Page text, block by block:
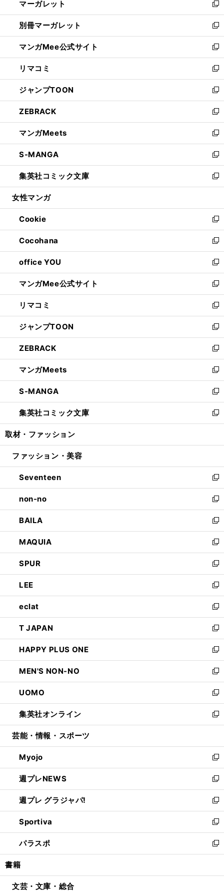
く
で
開
く
ド
ウ
で
開
く
い
ウ
ィ
ン
ド
ウ
で
開
く
マーガレット
新
し
い
ウ
ィ
ン
ド
ウ
で
開
く
別冊マーガレット
新
し
い
ウ
ィ
ン
ド
ウ
で
開
く
マンガMee公式サイト
新
し
い
ウ
ィ
ン
ド
ウ
で
開
く
リマコミ
新
し
い
ウ
ィ
ン
ド
ウ
で
開
く
ジャンプTOON
新
し
い
ウ
ィ
ン
ド
ウ
で
開
ZEBRACK
新
し
い
ウ
ィ
ン
ド
ウ
開
く
マンガMeets
新
し
い
ウ
ィ
ン
ウ
で
開
く
S-MANGA
新
し
い
ウ
ン
ド
ウ
で
開
く
集英社コミック文庫
新
し
ウ
ィ
ン
ド
ウ
で
開
く
女性マンガ
Cookie
新
し
い
ウ
ィ
ン
ド
ウ
で
開
く
Cocohana
新
し
い
ウ
ィ
ン
ド
ウ
で
開
く
office YOU
新
し
い
ウ
ィ
ン
ド
ウ
で
開
く
マンガMee公式サイト
新
し
い
ウ
ィ
ン
ド
ウ
で
開
く
リマコミ
新
し
い
ウ
ィ
ン
ド
ウ
で
開
く
ジャンプTOON
新
し
い
ウ
ィ
ン
ド
ウ
で
開
ZEBRACK
新
し
い
ウ
ィ
ン
ド
ウ
開
マンガMeets
新
し
い
ウ
ィ
ン
ウ
開
く
S-MANGA
新
し
い
ウ
ン
ウ
で
開
く
集英社コミック文庫
新
し
ウ
ン
ド
ウ
で
開
く
取材・ファッション
ファッション・美容
Seventeen
新
し
い
ウ
ィ
ン
ド
ウ
で
開
く
non-no
新
し
い
ウ
ィ
ン
ド
ウ
で
開
く
BAILA
新
し
い
ウ
ィ
ン
ド
ウ
で
開
く
MAQUIA
新
し
い
ウ
ィ
ン
ド
ウ
で
開
く
SPUR
新
し
い
ウ
ィ
ン
ド
ウ
で
開
く
LEE
新
し
い
ウ
ィ
ン
ド
ウ
で
開
く
eclat
新
し
い
ウ
ィ
ン
ド
ウ
で
開
く
T JAPAN
新
し
い
ウ
ィ
ン
ド
ウ
で
開
HAPPY PLUS ONE
新
し
い
ウ
ィ
ン
ド
ウ
開
く
MEN'S NON-NO
新
し
い
ウ
ィ
ン
ウ
で
開
く
UOMO
新
し
い
ウ
ン
ド
ウ
で
開
く
集英社オンライン
新
し
ウ
ィ
ン
ド
ウ
で
開
く
芸能・情報・スポーツ
Myojo
新
し
い
ウ
ィ
ン
ド
ウ
で
開
週プレNEWS
新
し
い
ウ
ィ
ン
ド
ウ
開
週プレ グラジャパ!
新
し
い
ウ
ィ
ン
ウ
Sportiva
新
し
い
ウ
ン
パラスポ
新
し
ウ
書籍
文芸・文庫・総合